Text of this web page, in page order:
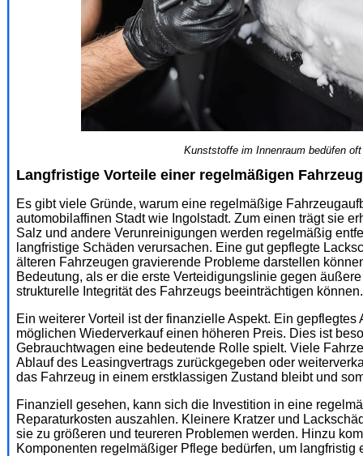
Kunststoffe im Innenraum bedüfen
Langfristige Vorteile einer regelmäßigen
Es gibt viele Gründe, warum eine regelmäßige
automobilaffinen Stadt wie Ingolstadt. Zum einen trägt sie
Salz und andere Verunreinigungen werden regelmäßig
langfristige Schäden verursachen. Eine gut gepflegte
älteren Fahrzeugen gravierende Probleme darstellen
Bedeutung, als er die erste Verteidigungslinie gegen
strukturelle Integrität des Fahrzeugs beeinträchtigen können.
Ein weiterer Vorteil ist der finanzielle Aspekt. Ein
möglichen Wiederverkauf einen höheren Preis. Dies ist
Gebrauchtwagen eine bedeutende Rolle spielt. Viele
Ablauf des Leasingvertrags zurückgegeben oder
das Fahrzeug in einem erstklassigen Zustand bleibt und
Finanziell gesehen, kann sich die Investition in eine
Reparaturkosten auszahlen. Kleinere Kratzer und
sie zu größeren und teureren Problemen werden. Hinzu
Komponenten regelmäßiger Pflege bedürfen, um